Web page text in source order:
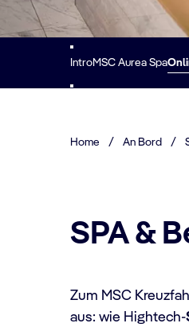
IntroMSC Aurea Spa
Home / An Bord /
SPA &
Zum MSC
aus: wie Hightech-